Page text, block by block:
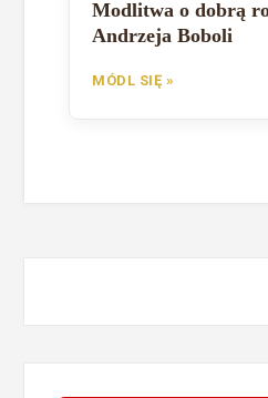
Modlitwa o dobrą
Andrzeja Boboli
MÓDL SIĘ »